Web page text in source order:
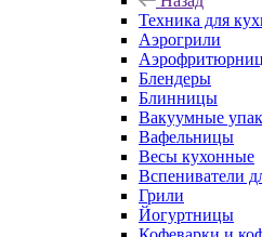
Техника для
Аэрогрили
Блендеры
Блинницы
Вакуумные
Вафельницы
Весы кухонные
Вспениватели
Грили
Йогуртницы